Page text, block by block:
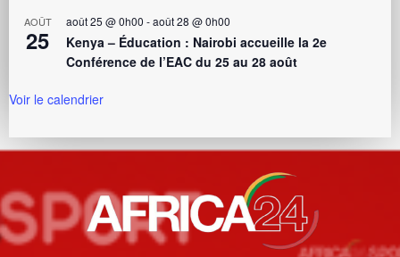
AOÛT
25
août 25 @ 0h00 -août 28 @ 0h00
Kenya – Éducation : Nairobi accueille la 2e
Conférence de l’EAC du 25 au 28 août
Voir le calendrier